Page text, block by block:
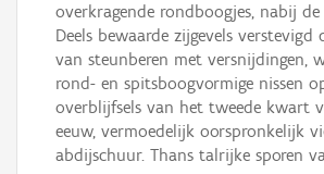
overkragende rondboogjes, nabij de
Deels bewaarde zijgevels verstevigd
van steunberen met versnijdingen,
rond- en spitsboogvormige nissen
overblijfsels van het tweede kwart
eeuw, vermoedelijk oorspronkelijk
abdijschuur. Thans talrijke sporen